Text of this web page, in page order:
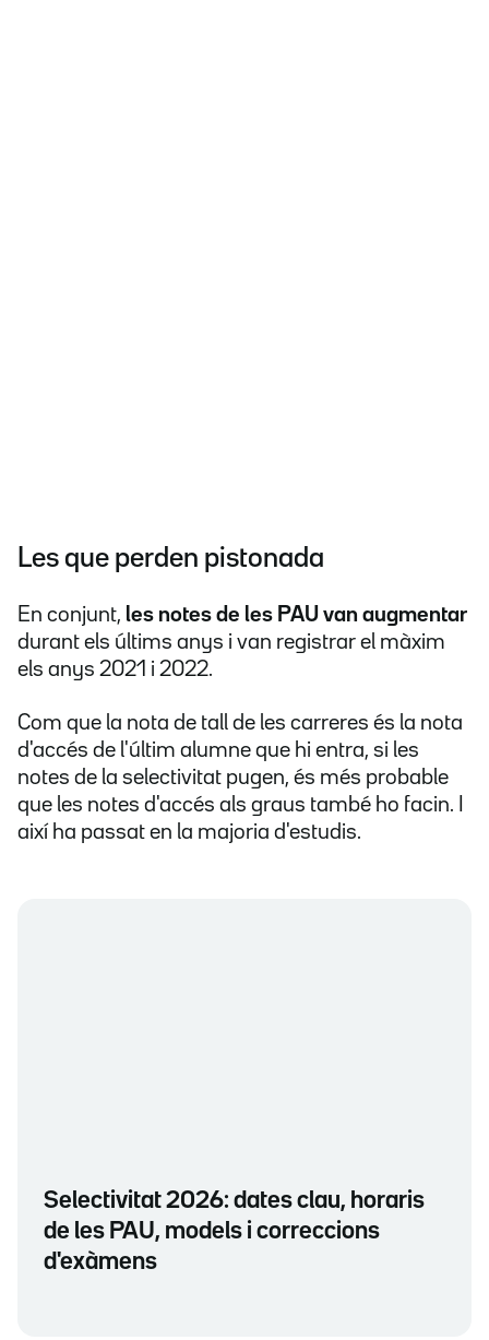
Les que perden pistonada
En conjunt, les notes de les PAU van augmentar
durant els últims anys i van registrar el màxim
els anys 2021 i 2022.
Com que la nota de tall de les carreres és la nota
d'accés de l'últim alumne que hi entra, si les
notes de la selectivitat pugen, és més probable
que les notes d'accés als graus també ho facin. I
així ha passat en la majoria d'estudis.
Selectivitat 2026: dates clau, horaris
de les PAU, models i correccions
d'exàmens